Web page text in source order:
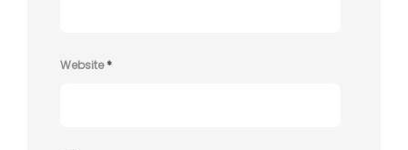
Website*